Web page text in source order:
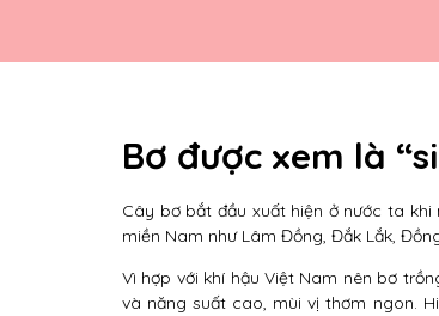
Bơ được xem là
Cây bơ bắt đầu xuất hiện ở nước ta
miền Nam như Lâm Đồng, Đắk Lắk,
Vì hợp với khí hậu Việt Nam nên bơ
và năng suất cao, mùi vị thơm ngon.